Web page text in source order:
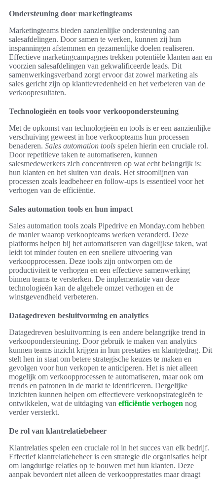
Ondersteuning door marketingteams
Marketingteams bieden aanzienlijke ondersteuning aan
salesafdelingen. Door samen te werken, kunnen zij hun
inspanningen afstemmen en gezamenlijke doelen realiseren.
Effectieve marketingcampagnes trekken potentiële klanten aan en
voorzien salesafdelingen van gekwalificeerde leads. Dit
samenwerkingsverband zorgt ervoor dat zowel marketing als
sales gericht zijn op klanttevredenheid en het verbeteren van de
verkoopresultaten.
Technologieën en tools voor verkoopondersteuning
Met de opkomst van technologieën en tools is er een aanzienlijke
verschuiving geweest in hoe verkoopteams hun processen
benaderen. Sales automation tools spelen hierin een cruciale rol.
Door repetitieve taken te automatiseren, kunnen
salesmedewerkers zich concentreren op wat echt belangrijk is:
hun klanten en het sluiten van deals. Het stroomlijnen van
processen zoals leadbeheer en follow-ups is essentieel voor het
verhogen van de efficiëntie.
Sales automation tools en hun impact
Sales automation tools zoals Pipedrive en Monday.com hebben
de manier waarop verkoopteams werken veranderd. Deze
platforms helpen bij het automatiseren van dagelijkse taken, wat
leidt tot minder fouten en een snellere uitvoering van
verkoopprocessen. Deze tools zijn ontworpen om de
productiviteit te verhogen en een effectieve samenwerking
binnen teams te versterken. De implementatie van deze
technologieën kan de algehele omzet verhogen en de
winstgevendheid verbeteren.
Datagedreven besluitvorming en analytics
Datagedreven besluitvorming is een andere belangrijke trend in
verkoopondersteuning. Door gebruik te maken van analytics
kunnen teams inzicht krijgen in hun prestaties en klantgedrag. Dit
stelt hen in staat om betere strategische keuzes te maken en
gevolgen voor hun verkopen te anticiperen. Het is niet alleen
mogelijk om verkoopprocessen te automatiseren, maar ook om
trends en patronen in de markt te identificeren. Dergelijke
inzichten kunnen helpen om effectievere verkoopstrategieën te
ontwikkelen, wat de uitdaging van efficiëntie verhogen nog
verder versterkt.
De rol van klantrelatiebeheer
Klantrelaties spelen een cruciale rol in het succes van elk bedrijf.
Effectief klantrelatiebeheer is een strategie die organisaties helpt
om langdurige relaties op te bouwen met hun klanten. Deze
aanpak bevordert niet alleen de verkoopprestaties maar draagt